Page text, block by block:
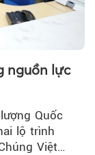
nguồn lực
Quốc
lộ trình
Việt